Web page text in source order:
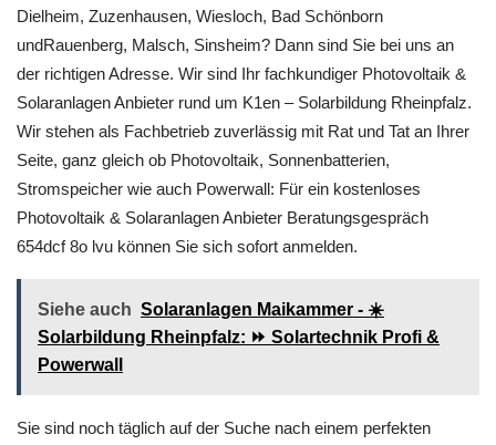
Dielheim, Zuzenhausen, Wiesloch, Bad Schönborn
undRauenberg, Malsch, Sinsheim? Dann sind Sie bei uns an
der richtigen Adresse. Wir sind Ihr fachkundiger Photovoltaik &
Solaranlagen Anbieter rund um K1en – Solarbildung Rheinpfalz.
Wir stehen als Fachbetrieb zuverlässig mit Rat und Tat an Ihrer
Seite, ganz gleich ob Photovoltaik, Sonnenbatterien,
Stromspeicher wie auch Powerwall: Für ein kostenloses
Photovoltaik & Solaranlagen Anbieter Beratungsgespräch
654dcf 8o lvu können Sie sich sofort anmelden.
Siehe auch Solaranlagen Maikammer - ☀️
Solarbildung Rheinpfalz: ⏩ Solartechnik Profi &
Powerwall
Sie sind noch täglich auf der Suche nach einem perfekten